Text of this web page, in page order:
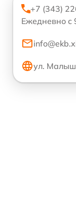
+7 (343)
Ежедневно с
ул.